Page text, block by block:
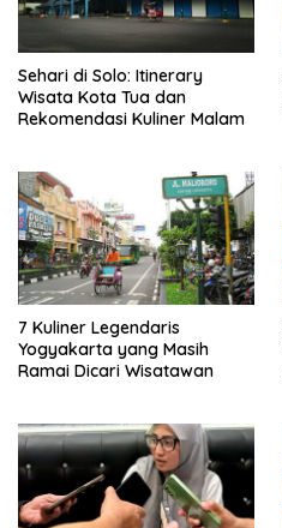
Sehari di Solo: Itinerary
Wisata Kota Tua dan
Rekomendasi Kuliner Malam
7 Kuliner Legendaris
Yogyakarta yang Masih
Ramai Dicari Wisatawan